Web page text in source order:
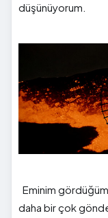
düşünüyorum.
Eminim
daha bir çok